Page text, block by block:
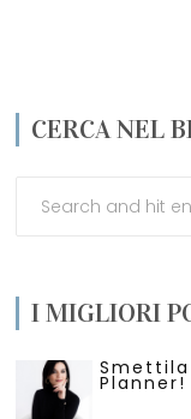
CERCA NEL
I MIGLIORI
Planner!